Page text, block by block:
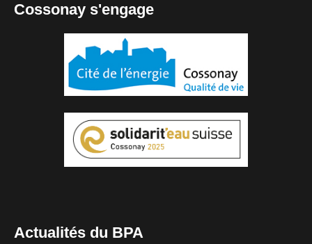
Cossonay s'engage
Actualités du BPA